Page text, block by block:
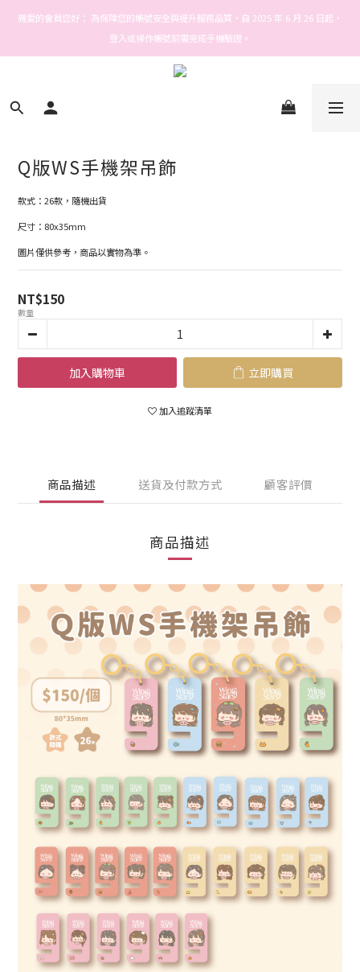
Welcome! Stars house
親愛的會員您好： 為保障您的帳號安全與提升服務品質，自 2025 年 6 月 26 日起，
登入或操作帳號前需完成手機驗證。
Q版WS手機架吊飾
款式：26款，隨機出貨
尺寸：80x35mm
圖片僅供參考，商品以實物為準。
NT$150
數量
加入購物車 立即購買
加入追蹤清單
商品描述 送貨及付款方式 顧客評價
商品描述